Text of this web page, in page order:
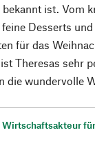
ist. Vom
Desserts
für das
Theresas sehr
die wundervolle